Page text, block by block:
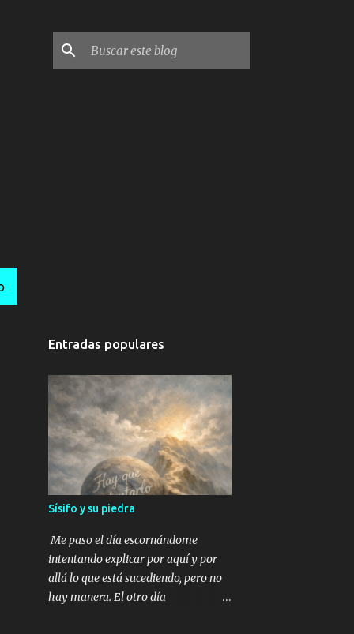
Entradas populares
Sísifo y su piedra
Me paso el día escornándome
intentando explicar por aquí y por
allá lo que está sucediendo, pero no
hay manera. El otro día